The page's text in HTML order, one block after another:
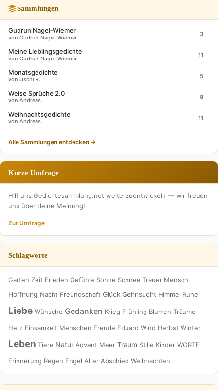
Sammlungen
Gudrun Nagel-Wiemer
von Gudrun Nagel-Wiemer
3
Meine Lieblingsgedichte
von Gudrun Nagel-Wiemer
11
Monatsgedichte
von Uschi R.
5
Weise Sprüche 2.0
von Andreas
8
Weihnachtsgedichte
von Andreas
11
Alle Sammlungen entdecken →
Kurze Umfrage
Hilf uns Gedichtesammlung.net weiterzuentwickeln — wir freuen
uns über deine Meinung!
Zur Umfrage
Schlagworte
Garten Zeit Frieden Gefühle Sonne Schnee Trauer Mensch
Hoffnung Nacht Freundschaft Glück Sehnsucht Himmel Ruhe
Liebe Wünsche Gedanken Krieg Frühling Blumen Träume
Herz Einsamkeit Menschen Freude Eduard Wind Herbst Winter
Leben Tiere Natur Advent Meer Traum Stille Kinder WORTE
Erinnerung Regen Engel Alter Abschied Weihnachten